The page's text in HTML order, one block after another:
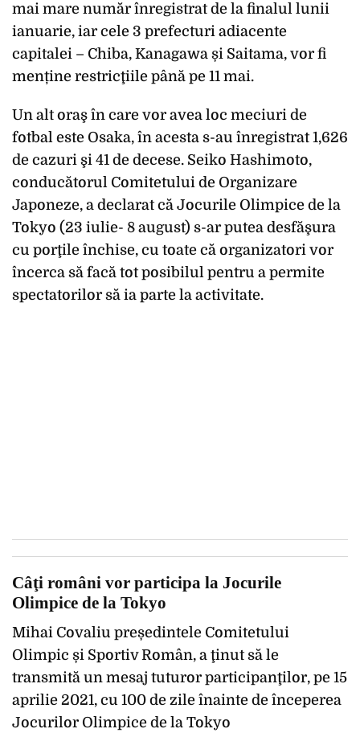
mai mare număr înregistrat de la finalul lunii
ianuarie, iar cele 3 prefecturi adiacente
capitalei – Chiba, Kanagawa și Saitama, vor fi
menține restricţiile până pe 11 mai.
Un alt oraş în care vor avea loc meciuri de
fotbal este Osaka, în acesta s-au înregistrat 1,626
de cazuri şi 41 de decese. Seiko Hashimoto,
conducătorul Comitetului de Organizare
Japoneze, a declarat că Jocurile Olimpice de la
Tokyo (23 iulie- 8 august) s-ar putea desfăşura
cu porţile închise, cu toate că organizatori vor
încerca să facă tot posibilul pentru a permite
spectatorilor să ia parte la activitate.
Câţi români vor participa la Jocurile
Olimpice de la Tokyo
Mihai Covaliu președintele Comitetului
Olimpic și Sportiv Român, a ţinut să le
transmită un mesaj tuturor participanţilor, pe 15
aprilie 2021, cu 100 de zile înainte de începerea
Jocurilor Olimpice de la Tokyo